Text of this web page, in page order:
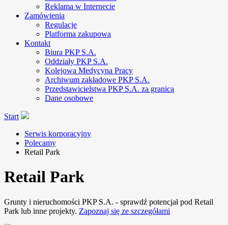
Reklama w Internecie
Zamówienia
Regulacje
Platforma zakupowa
Kontakt
Biura PKP S.A.
Oddziały PKP S.A.
Kolejowa Medycyna Pracy
Archiwum zakładowe PKP S.A.
Przedstawicielstwa PKP S.A. za granicą
Dane osobowe
Start
Serwis korporacyjny
Polecamy
Retail Park
Retail Park
Grunty i nieruchomości PKP S.A. - sprawdź potencjał pod Retail
Park lub inne projekty. Zapoznaj się ze szczegółami